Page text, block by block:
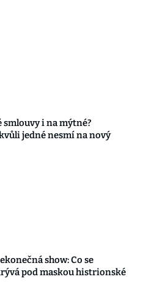
smlouvy i na mýtné?
jedné nesmí na nový
show: Co se
pod maskou histrionské